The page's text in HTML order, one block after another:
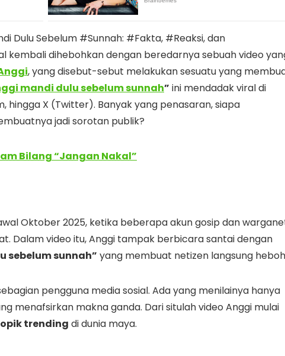
Dulu Sebelum #Sunnah: #Fakta, #Reaksi, dan
kembali dihebohkan dengan beredarnya sebuah video
, yang disebut-sebut melakukan sesuatu yang
mandi dulu sebelum sunnah” ini mendadak viral di
X (Twitter). Banyak yang penasaran, siapa
jadi sorotan publik?
Bilang “Jangan Nakal”
Oktober 2025, ketika beberapa akun gosip dan
Dalam video itu, Anggi tampak berbicara santai dengan
sebelum sunnah” yang membuat netizen langsung
pengguna media sosial. Ada yang menilainya hanya
menafsirkan makna ganda. Dari situlah video Anggi mulai
trending di dunia maya.